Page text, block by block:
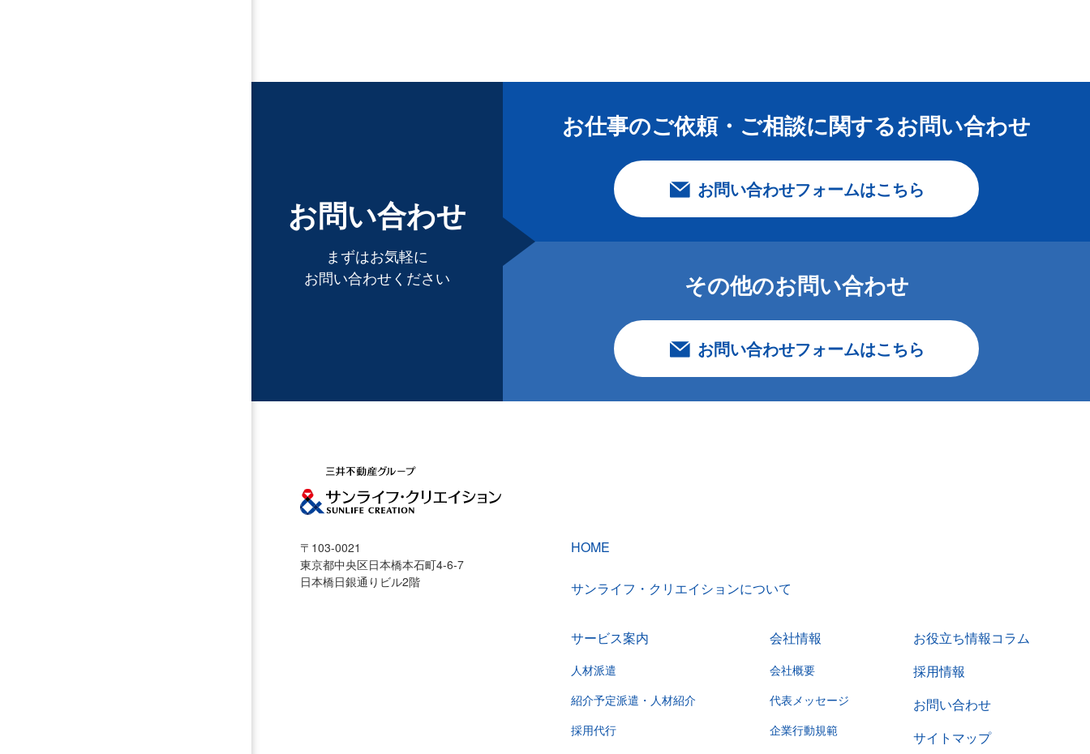
お問い合わせ
まずはお気軽に
お問い合わせください
お仕事のご依頼・ご相談に関するお問い合わせ
お問い合わせフォームはこちら
その他のお問い合わせ
お問い合わせフォームはこちら
〒103-0021
東京都中央区日本橋本石町4-6-7
日本橋日銀通りビル2階
HOME
サンライフ・クリエイションについて
サービス案内
人材派遣
紹介予定派遣・人材紹介
採用代行
会社情報
会社概要
代表メッセージ
企業行動規範
お役立ち情報コラム
採用情報
お問い合わせ
サイトマップ